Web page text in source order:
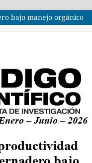
bajo manejo orgánico